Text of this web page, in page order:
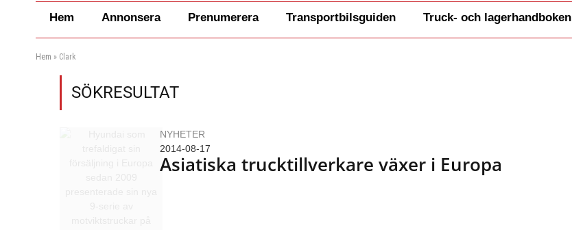
Hem Annonsera Prenumerera Transportbilsguiden Truck- och lagerhandboken
Hem » Clark
SÖKRESULTAT
NYHETER
2014-08-17
Asiatiska trucktillverkare växer i Europa